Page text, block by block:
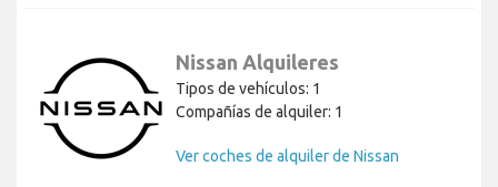
Nissan Alquileres
Tipos de vehículos: 1
Compañías de alquiler: 1
Ver coches de alquiler de Nissan